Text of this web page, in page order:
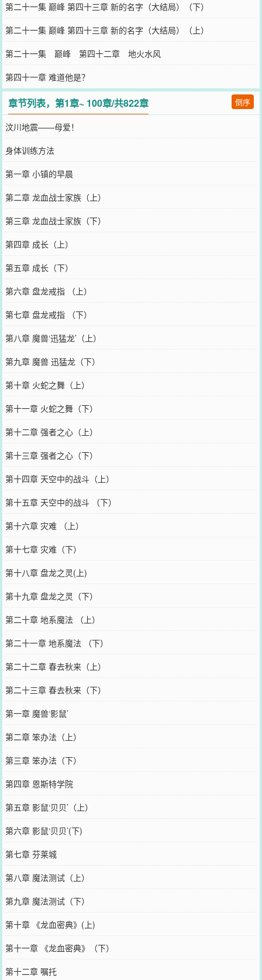
第二十一集 巅峰 第四十三章 新的名字（大结局）（下）
第二十一集 巅峰 第四十三章 新的名字（大结局）（上）
第二十一集 巅峰 第四十二章 地火水风
第四十一章 难道他是？
章节列表，第1章~ 100章/共822章 倒序
汶川地震——母爱！
身体训练方法
第一章 小镇的早晨
第二章 龙血战士家族（上）
第三章 龙血战士家族（下）
第四章 成长（上）
第五章 成长（下）
第六章 盘龙戒指 （上）
第七章 盘龙戒指 （下）
第八章 魔兽‘迅猛龙’（上）
第九章 魔兽 迅猛龙（下）
第十章 火蛇之舞（上）
第十一章 火蛇之舞（下）
第十二章 强者之心（上）
第十三章 强者之心（下）
第十四章 天空中的战斗（上）
第十五章 天空中的战斗 （下）
第十六章 灾难 （上）
第十七章 灾难（下）
第十八章 盘龙之灵(上)
第十九章 盘龙之灵（下）
第二十章 地系魔法 （上）
第二十一章 地系魔法 （下）
第二十二章 春去秋来（上）
第二十三章 春去秋来（下）
第一章 魔兽‘影鼠’
第二章 笨办法（上）
第三章 笨办法（下）
第四章 恩斯特学院
第五章 影鼠‘贝贝’（上）
第六章 影鼠‘贝贝’(下)
第七章 芬莱城
第八章 魔法测试（上）
第九章 魔法测试（下）
第十章 《龙血密典》(上)
第十一章 《龙血密典》（下）
第十二章 嘱托